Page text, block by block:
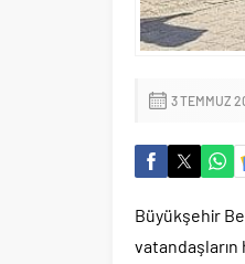
3 TEMMUZ
Büyükşehir
vatandaşların